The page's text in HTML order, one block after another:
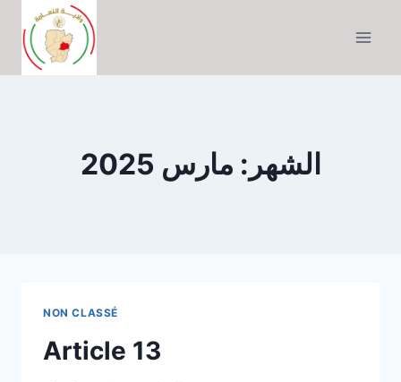
التجاوز
المحتوى
الشهر: مارس 2025
NON CLASSÉ
Article 13